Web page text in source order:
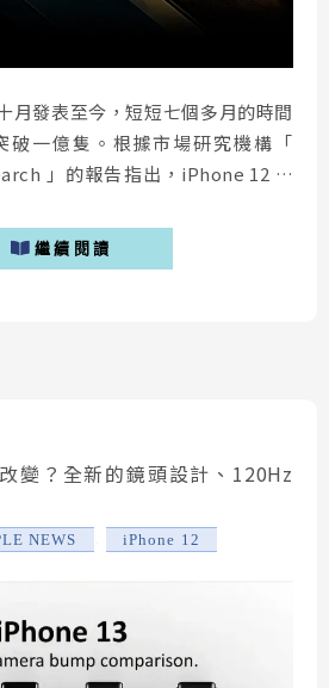
月發表至今，短短七個多月的時間
破一億隻。根據市場研究機構「
」的報告指出，iPhone 12 的
賣最好，iPhone 12 mini 賣最
繼續閱讀
變？全新的鏡頭設計、120Hz
NEWS iPhone 12